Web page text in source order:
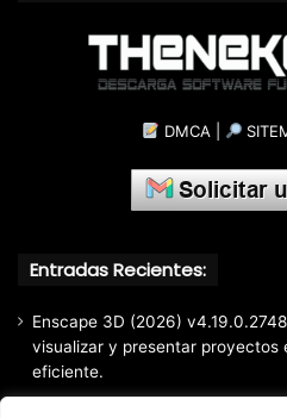
DMCA
Entradas Recientes:
Enscape 3D (2026)
visualizar y presentar proyectos
eficiente.